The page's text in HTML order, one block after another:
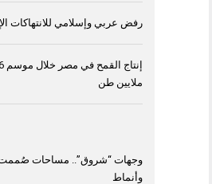
رفض عربي وإسلامي للانتهاكات
ملايين طن
وجهات “شروق”.. مساحات صُممت
وأنماط